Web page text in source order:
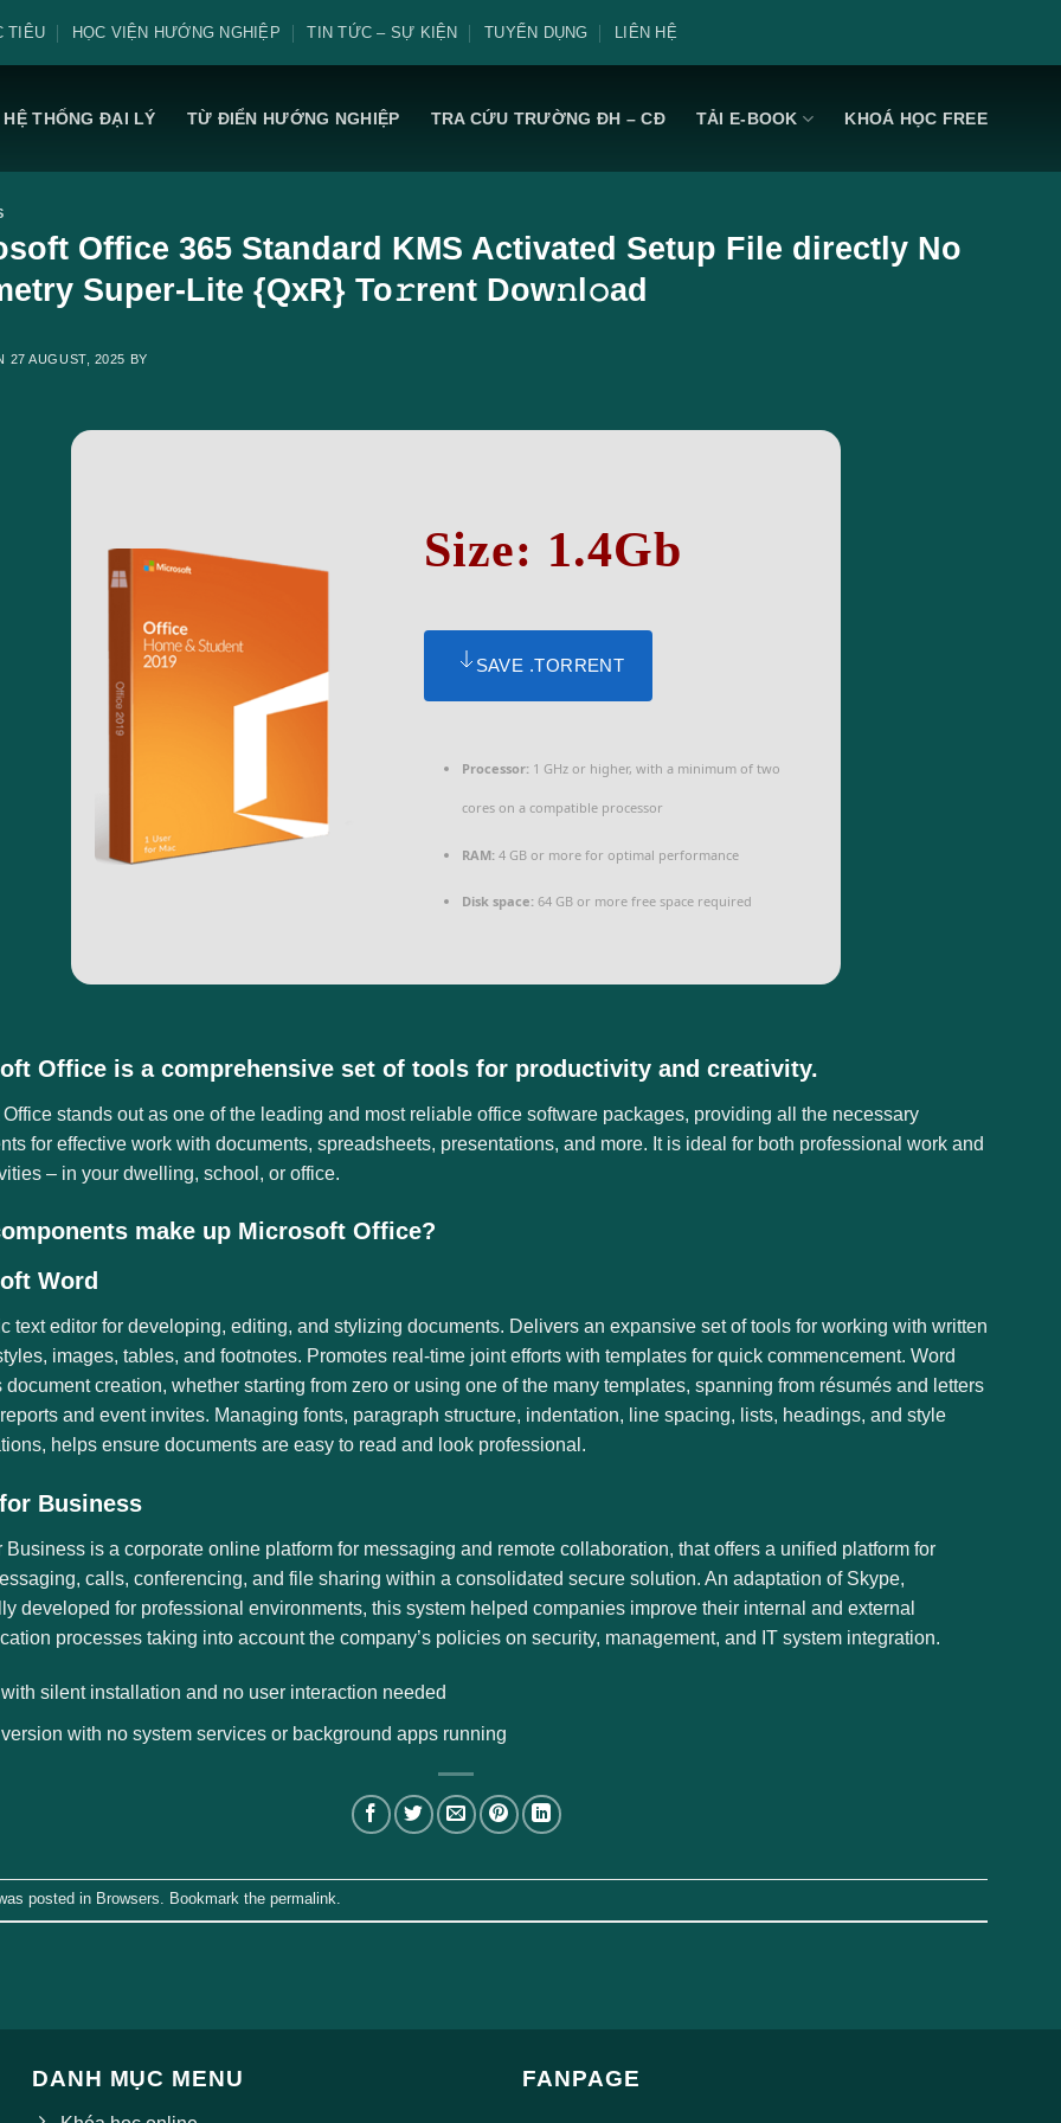
TIÊU HỌC VIỆN HƯỚNG NGHIỆP TIN TỨC – SỰ KIỆN TUYỂN DỤNG LIÊN HỆ
HỆ THỐNG ĐẠI LÝ TỪ ĐIỂN HƯỚNG NGHIỆP TRA CỨU TRƯỜNG ĐH – CĐ TẢI E-BOOK KHOÁ HỌC FREE
Office 365 Standard KMS Activated Setup File directly No
Super-Lite {QxR} To𝚛rent Dow𝚗l𝚘ad
27 AUGUST, 2025 BY
Size: 1.4Gb
SAVE .TORRENT
Processor:1 GHz or higher, with a minimum of two
cores on a compatible processor
RAM:4 GB or more for optimal performance
Disk space:64 GB or more free space required
Office is a comprehensive set of tools for productivity and creativity.
Office stands out as one of the leading and most reliable office software packages, providing all the necessary
for effective work with documents, spreadsheets, presentations, and more. It is ideal for both professional work and
– in your dwelling, school, or office.
make up Microsoft Office?
Word
text editor for developing, editing, and stylizing documents. Delivers an expansive set of tools for working with written
images, tables, and footnotes. Promotes real-time joint efforts with templates for quick commencement. Word
document creation, whether starting from zero or using one of the many templates, spanning from résumés and letters
and event invites. Managing fonts, paragraph structure, indentation, line spacing, lists, headings, and style
helps ensure documents are easy to read and look professional.
Business
Business is a corporate online platform for messaging and remote collaboration, that offers a unified platform for
calls, conferencing, and file sharing within a consolidated secure solution. An adaptation of Skype,
developed for professional environments, this system helped companies improve their internal and external
processes taking into account the company’s policies on security, management, and IT system integration.
silent installation and no user interaction needed
with no system services or background apps running
posted in Browsers . Bookmark the permalink
DANH MỤC MENU FANPAGE